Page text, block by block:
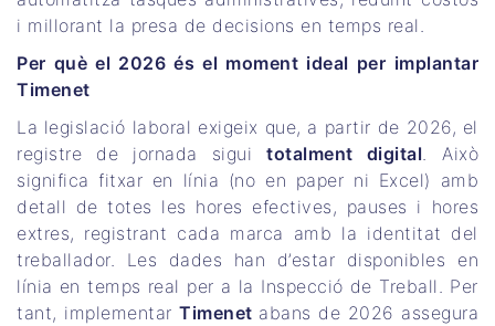
i millorant la presa de decisions en temps real.
Per què el 2026 és el moment ideal per implantar
Timenet
La legislació laboral exigeix que, a partir de 2026, el
registre de jornada siguitotalment digital. Això
significa fitxar en línia (no en paper ni Excel) amb
detall de totes les hores efectives, pauses i hores
extres, registrant cada marca amb la identitat del
treballador. Les dades han d’estar disponibles en
línia en temps real per a la Inspecció de Treball. Per
tant, implementar Timenet abans de 2026 assegura